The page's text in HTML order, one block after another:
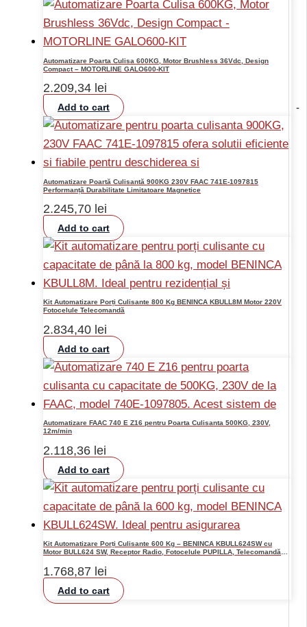
-
Automatizare Poarta Culisa 600KG, Motor Brushless 36Vdc, Design
Compact – MOTORLINE GALO600-KIT
2.209,34 lei
Add to cart
Automatizare Poartă Culisantă 900KG 230V FAAC 741E-1097815
Performanță Durabilitate Limitatoare Magnetice
2.245,70 lei
Add to cart
Kit Automatizare Porți Culisante 800 Kg BENINCA KBULL8M Motor 220V
Fotocelule Telecomandă
2.834,40 lei
Add to cart
Automatizare FAAC 740 E Z16 pentru Poarta Culisanta 500KG, 230V,
12m/min
2.118,36 lei
Add to cart
Kit Automatizare Porți Culisante 600 Kg – BENINCA KBULL624SW cu
Motor BULL624 SW, Receptor Radio, Fotocelule PUPILLA, Telecomandă
1.768,87 lei
Add to cart